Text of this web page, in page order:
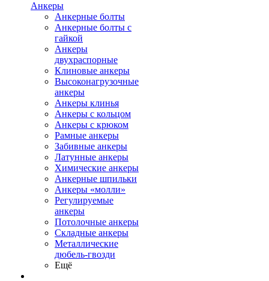
Анкеры
Анкерные болты
Анкерные болты с
гайкой
Анкеры
двухраспорные
Клиновые анкеры
Высоконагрузочные
анкеры
Анкеры клинья
Анкеры с кольцом
Анкеры с крюком
Рамные анкеры
Забивные анкеры
Латунные анкеры
Химические анкеры
Анкерные шпильки
Анкеры «молли»
Регулируемые
анкеры
Потолочные анкеры
Складные анкеры
Металлические
дюбель-гвозди
Ещё